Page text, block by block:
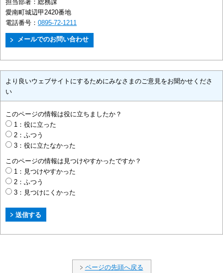
担当部署： 総務課
愛南町城辺甲2420番地
電話番号： 0895-72-1211
より良いウェブサイトにするためにみなさまのご意見をお聞かせくださ
い
このページの情報は役に立ちましたか？
1：役に立った
2：ふつう
3：役に立たなかった
このページの情報は見つけやすかったですか？
1：見つけやすかった
2：ふつう
3：見つけにくかった
ページの先頭へ戻る